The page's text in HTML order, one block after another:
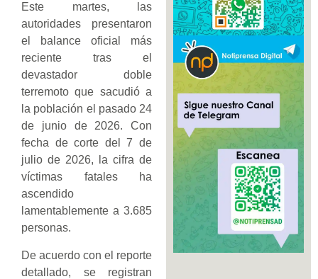
Este martes, las
autoridades presentaron
el balance oficial más
reciente tras el
devastador doble
terremoto que sacudió a
la población el pasado 24
de junio de 2026. Con
fecha de corte del 7 de
julio de 2026, la cifra de
víctimas fatales ha
ascendido
lamentablemente a 3.685
personas.
De acuerdo con el reporte
detallado, se registran